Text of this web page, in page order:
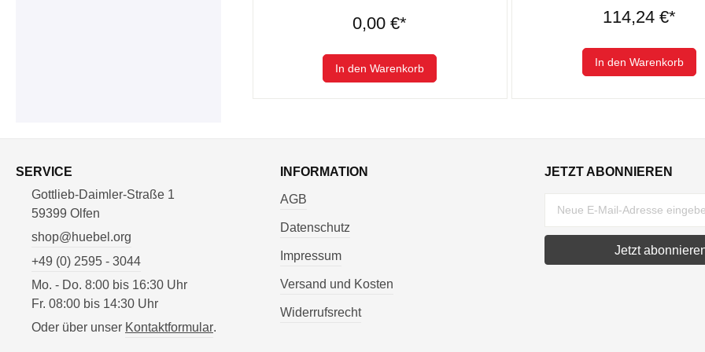
0,00 €*
In den Warenkorb
114,24 €*
In den Warenkorb
SERVICE
Gottlieb-Daimler-Straße 1
59399 Olfen
shop@huebel.org
+49 (0) 2595 - 3044
Mo. - Do. 8:00 bis 16:30 Uhr
Fr. 08:00 bis 14:30 Uhr
Oder über unser Kontaktformular.
INFORMATION
AGB
Datenschutz
Impressum
Versand und Kosten
Widerrufsrecht
JETZT ABONNIEREN
Jetzt